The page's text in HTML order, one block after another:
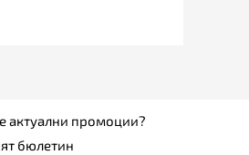
актуални промоции?
бюлетин